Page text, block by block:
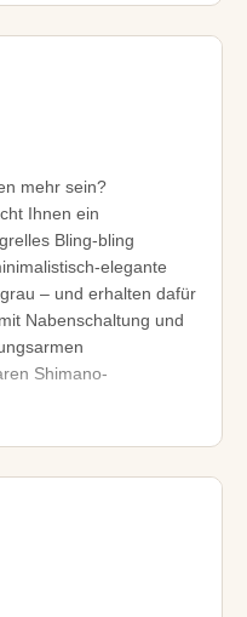
how der STEVENS
Gewindeösen
Riemenantrieb
mit starken 100 Lux
mehr sein?
Ihnen ein
Bling-bling
elegante
– und erhalten dafür
Nabenschaltung und
Shimano-
ach so, Sie sind schon
Nabenschaltung
Kurbel mit